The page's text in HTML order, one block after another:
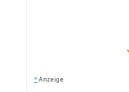
* Anzeige